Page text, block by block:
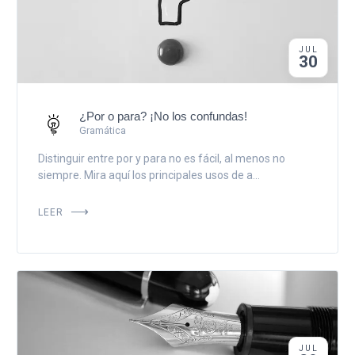
JUL
30
¿Por o para? ¡No los confundas!
Gramática
Distinguir entre por y para no es fácil, al menos no
siempre. Mira aquí los principales usos de a...
LEER
JUL